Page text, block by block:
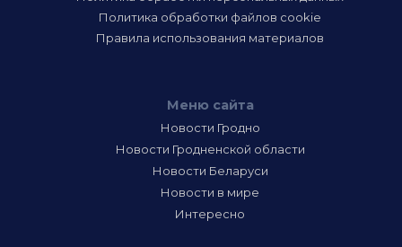
Политика обработки файлов cookie
Правила использования материалов
Меню сайта
Новости Гродно
Новости Гродненской области
Новости Беларуси
Новости в мире
Интересно